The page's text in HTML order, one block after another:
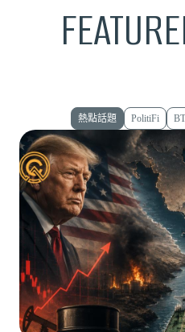
熱點話題 PolitiFi